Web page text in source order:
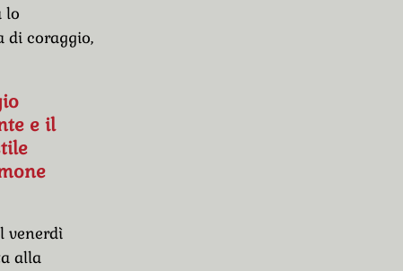
lo
di coraggio,
e il
venerdì
alla